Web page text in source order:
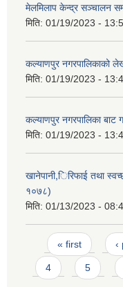
मेलमिलाप केन्द्र सञ्चालन
मिति: 01/19/2023 -
कल्याणपुर नगरपालिकाको
मिति: 01/19/2023 -
कल्याणपुर नगरपालिका बाट
मिति: 01/19/2023 -
खानेपानी,िरिफाई तथा
१०७८)
मिति: 01/13/2023 -
Pages
« first ‹
4 5